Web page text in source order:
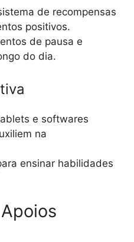
de recompensas
positivos.
de pausa e
do dia.
e softwares
na
ensinar habilidades